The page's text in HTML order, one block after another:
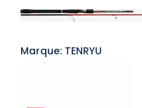
Marque: TENRYU